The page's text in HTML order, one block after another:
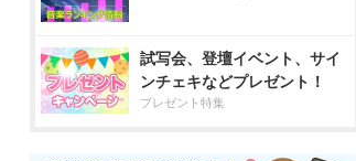
試写会、登壇イベント、サイ
ンチェキなどプレゼント！
プレゼント特集